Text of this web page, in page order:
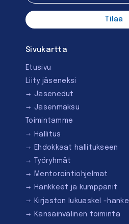
Sivukartta
Etusivu
Liity jäseneksi
Jäsenedut
Jäsenmaksu
Toimintamme
Hallitus
Ehdokkaat hallitukseen
Työryhmät
Mentorointi­ohjelmat
Hankkeet ja kumppanit
Kirjaston lukuaskel -hanke
Kansainvälinen toiminta